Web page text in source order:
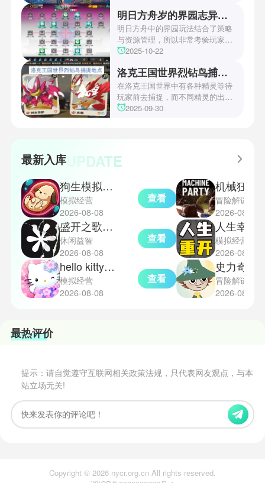
机关破谜范式第四关通关方法，助
玩家们能够顺利通关！有兴趣的玩
家们快来一起看看吧！
明日方舟岁的界园志异攻略
明日方舟中的界园玩法结合了策略
与资源管理，所以非常考验玩家的
操作和规划能力。游戏里拥有先
丰富多样的角色体系足以满足不同
战术需求。电表倒转是界园中的核
心挑战之一，玩家需合理利用通宝
和特殊钱币进行资源转换。明日方
乐趣和探索深度，丰富了玩家的游
2025-10-22
洛克王国世界烈钻鸟捕捉地点
在洛克王国世界中有各种精灵等待
玩家前去捕捉，而不同精灵的出现
地点和捕捉方式也各不相同。有少
2025-09-30
最新入库UPDATE
狗生模拟器中文版
模拟经营
2026-08-08
查看
盛开之歌完整版
休闲益智
2026-08-08
查看
hello kitty world2中文版
模拟经营
2026-08-08
查看
冒险解谜
2026-08-08
模拟经营
2026-08-08
冒险解谜
2026-08-08
最热评价
提示：请自觉遵守互联网相关政策法规，只代表网友观点，与本
站立场无关!
Copyright © 2026 nycr.org.cn All rights reserved.